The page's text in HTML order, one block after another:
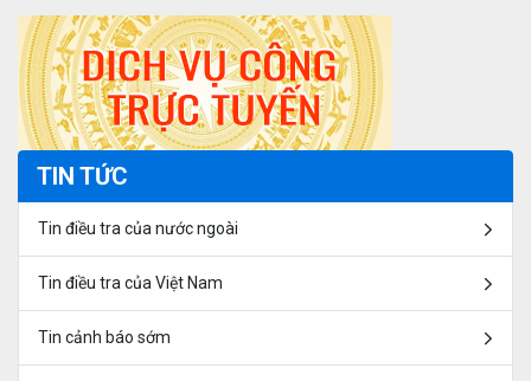
TIN TỨC
Tin điều tra của nước ngoài
Tin điều tra của Việt Nam
Tin cảnh báo sớm